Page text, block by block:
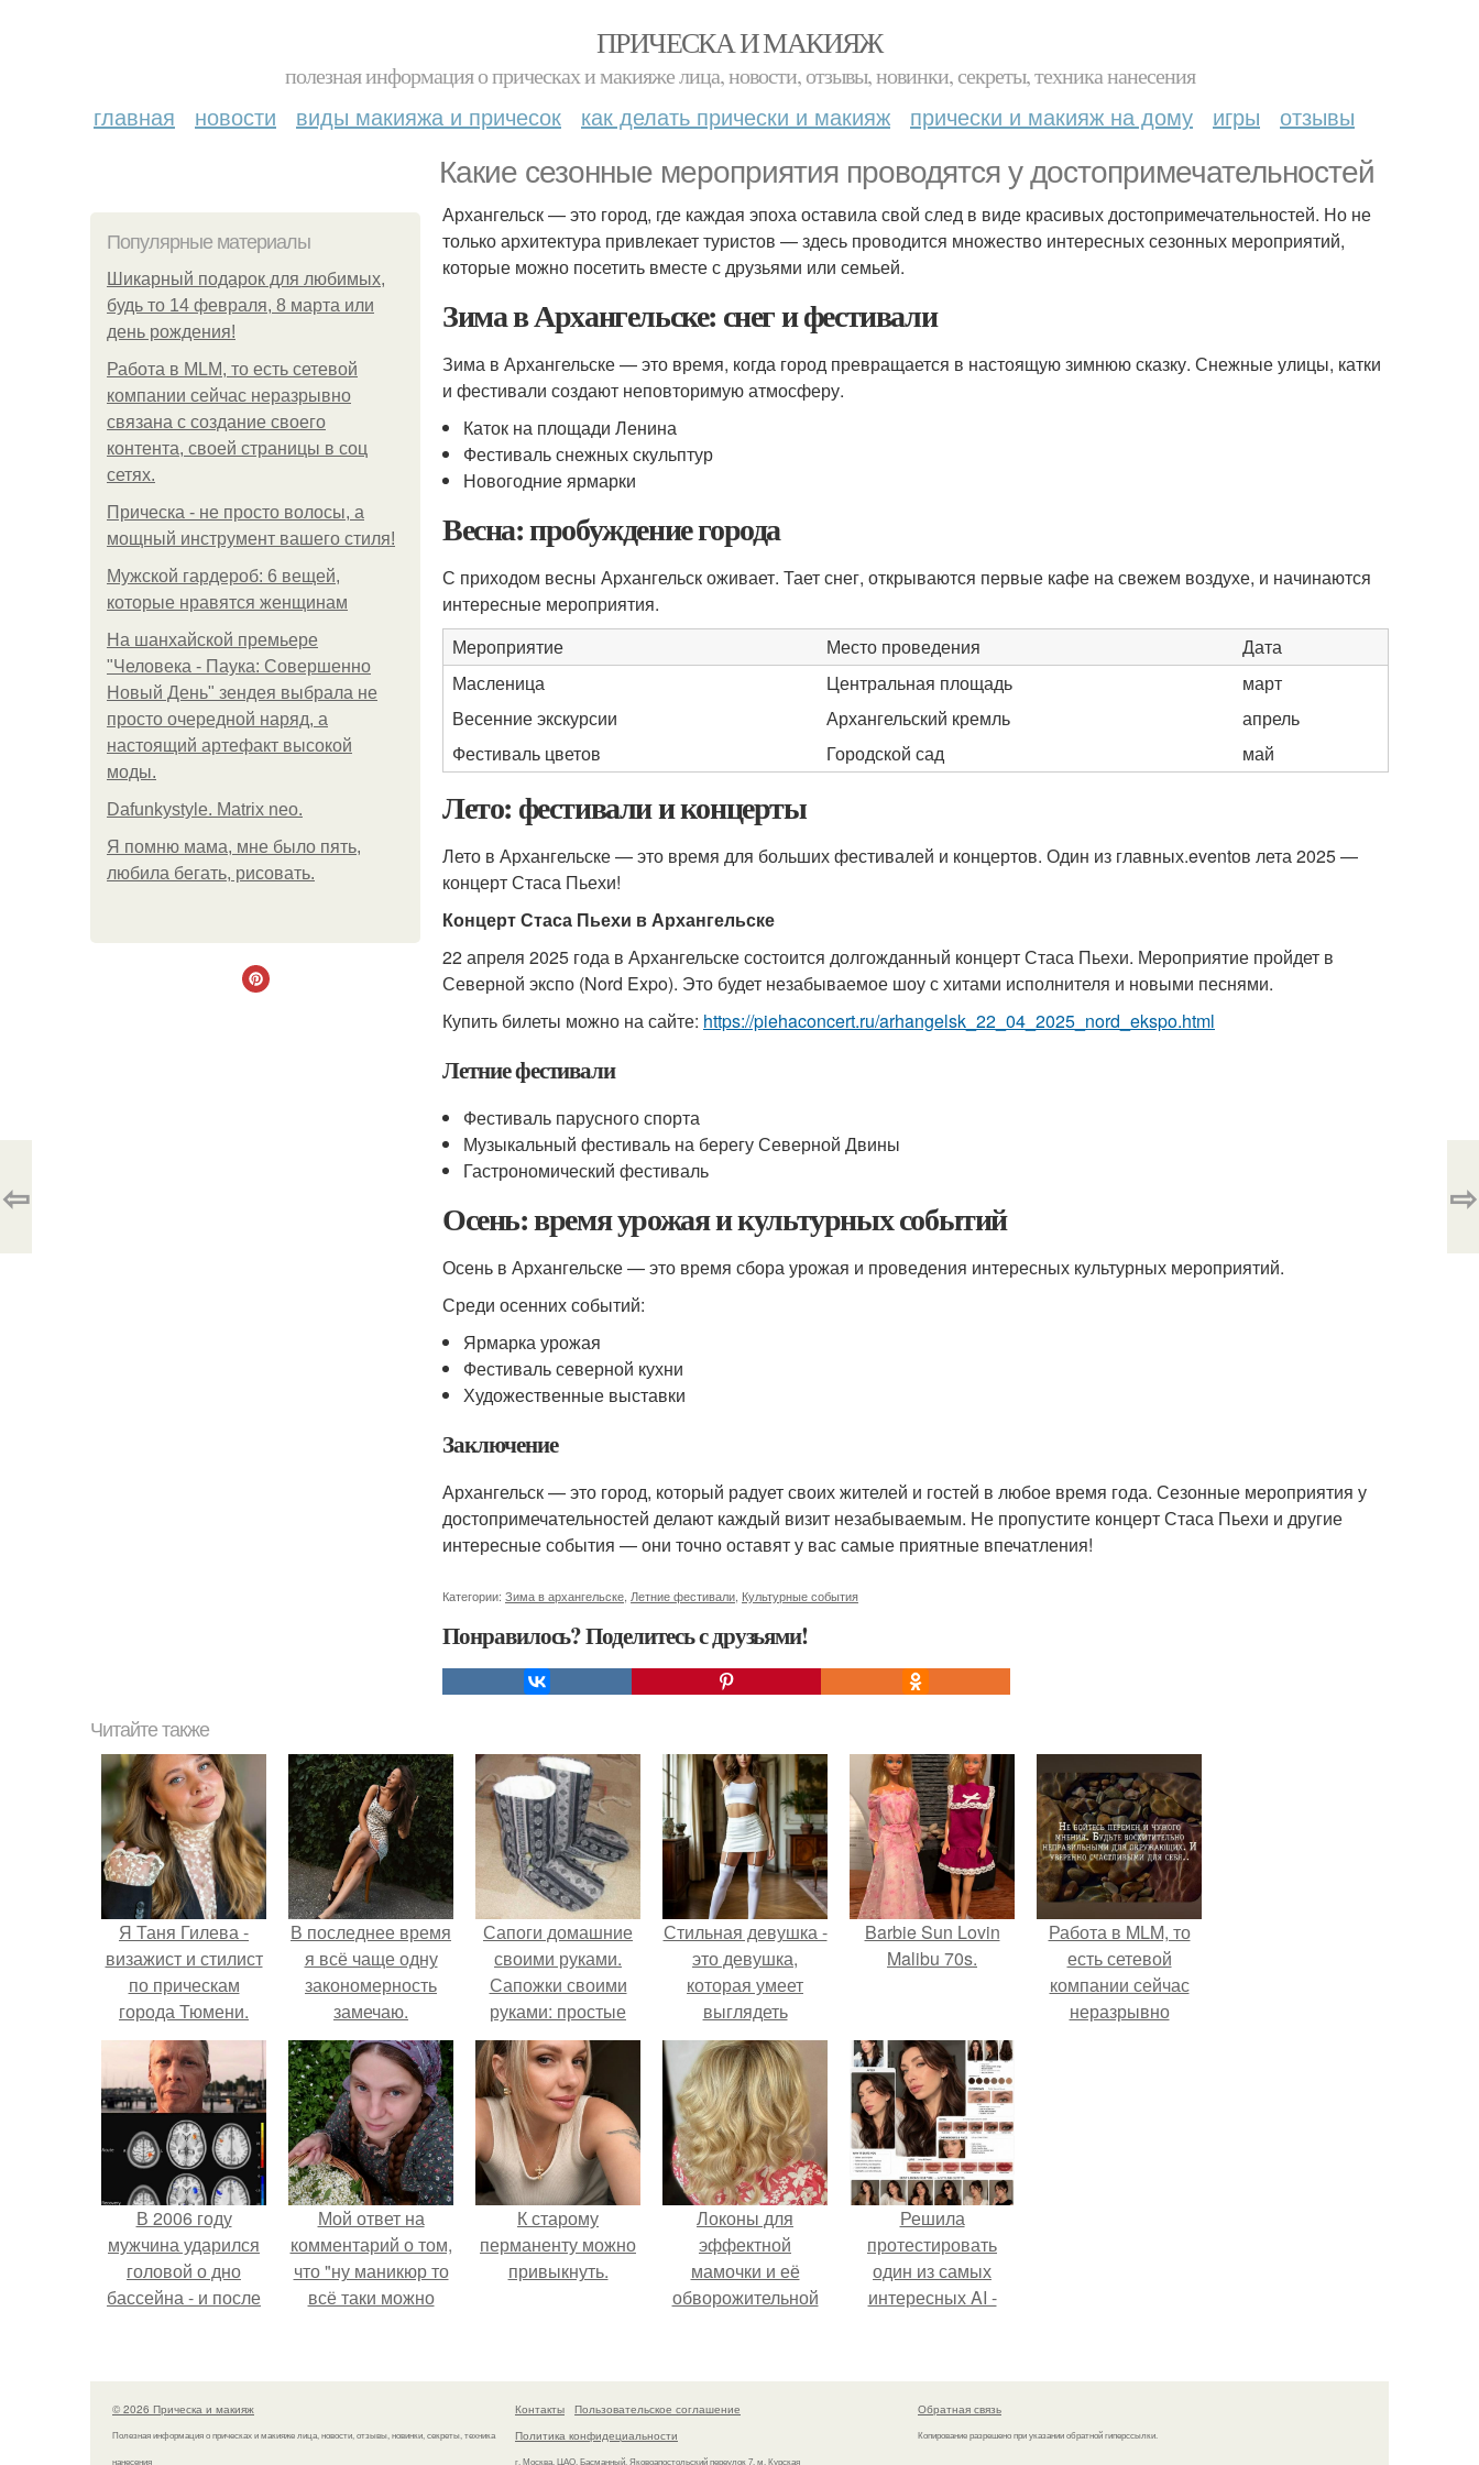
ПРИЧЕСКА И МАКИЯЖ
полезная информация о прическах и макияже лица, новости, отзывы, новинки, секреты, техника нанесения
главная новости виды макияжа и причесок как делать прически и макияж прически и макияж на дому игры отзывы
Какие сезонные мероприятия проводятся у достопримечательностей
Популярные материалы
Шикарный подарок для любимых,
будь то 14 февраля, 8 марта или
день рождения!
Работа в MLM, то есть сетевой
компании сейчас неразрывно
связана с создание своего
контента, своей страницы в соц
сетях.
Прическа - не просто волосы, а
мощный инструмент вашего стиля!
Мужской гардероб: 6 вещей,
которые нравятся женщинам
На шанхайской премьере
"Человека - Паука: Совершенно
Новый День" зендея выбрала не
просто очередной наряд, а
настоящий артефакт высокой
моды.
Dafunkystyle. Matrix neo.
Я помню мама, мне было пять,
любила бегать, рисовать.
Архангельск — это город, где каждая эпоха оставила свой след в виде красивых достопримечательностей. Но не
только архитектура привлекает туристов — здесь проводится множество интересных сезонных мероприятий,
которые можно посетить вместе с друзьями или семьей.
Зима в Архангельске: снег и фестивали
Зима в Архангельске — это время, когда город превращается в настоящую зимнюю сказку. Снежные улицы, катки
и фестивали создают неповторимую атмосферу.
Каток на площади Ленина
Фестиваль снежных скульптур
Новогодние ярмарки
Весна: пробуждение города
С приходом весны Архангельск оживает. Тает снег, открываются первые кафе на свежем воздухе, и начинаются
интересные мероприятия.
Мероприятие
Место проведения
Дата
Масленица
Центральная площадь
март
Весенние экскурсии
Архангельский кремль
апрель
Фестиваль цветов
Городской сад май
Лето: фестивали и концерты
Лето в Архангельске — это время для больших фестивалей и концертов. Один из главных.eventов лета 2025 —
концерт Стаса Пьехи!
Концерт Стаса Пьехи в Архангельске
22 апреля 2025 года в Архангельске состоится долгожданный концерт Стаса Пьехи. Мероприятие пройдет в
Северной экспо (Nord Expo). Это будет незабываемое шоу с хитами исполнителя и новыми песнями.
Купить билеты можно на сайте: https://piehaconcert.ru/arhangelsk_22_04_2025_nord_ekspo.html
Летние фестивали
Фестиваль парусного спорта
Музыкальный фестиваль на берегу Северной Двины
Гастрономический фестиваль
Осень: время урожая и культурных событий
Осень в Архангельске — это время сбора урожая и проведения интересных культурных мероприятий.
Среди осенних событий:
Ярмарка урожая
Фестиваль северной кухни
Художественные выставки
Заключение
Архангельск — это город, который радует своих жителей и гостей в любое время года. Сезонные мероприятия у
достопримечательностей делают каждый визит незабываемым. Не пропустите концерт Стаса Пьехи и другие
интересные события — они точно оставят у вас самые приятные впечатления!
Категории: Зима в архангельске Летние фестивали Культурные события
Понравилось? Поделитесь с друзьями!
⇦ ⇨
Читайте также
Я Таня Гилева -
визажист и стилист
по прическам
города Тюмени.
В последнее время
я всё чаще одну
закономерность
замечаю.
Сапоги домашние
своими руками.
Сапожки своими
руками: простые
выкройки и советы,
как пошить сапожки
быстро и просто
(105 фото + видео)
Стильная девушка -
это девушка,
которая умеет
выглядеть
привлекательно и
элегантно в любои
ситуации.
Barbie Sun Lovin
Malibu 70s.
Работа в MLM, то
есть сетевой
компании сейчас
неразрывно
В 2006 году
мужчина ударился
головой о дно
бассейна - и после
странным образом.
Мой ответ на
комментарий о том,
что "ну маникюр то
всё таки можно
К старому
перманенту можно
привыкнуть.
Локоны для
эффектной
мамочки и её
обворожительной
Решила
протестировать
один из самых
интересных AI -
© 2026 Прическа и макияж
Полезная информация о прическах и макияже лица, новости, отзывы, новинки, секреты, техника
нанесения
Контакты
Пользовательское соглашение
Политика конфидециальности
г. Москва, ЦАО, Басманный, Яковоапостольский переулок 7, м. Курская
Обратная связь
Копирование разрешено при указании обратной гиперссылки.